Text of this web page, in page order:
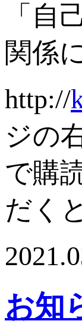
「自
関係
http://
ジの
で購
だく
お知